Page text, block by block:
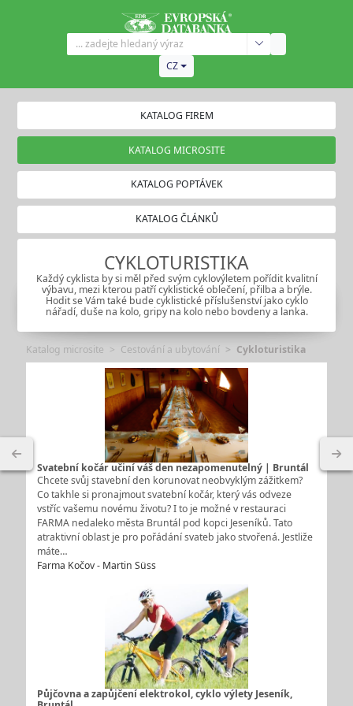
CZ
KATALOG FIREM
KATALOG MICROSITE
KATALOG POPTÁVEK
KATALOG ČLÁNKŮ
CYKLOTURISTIKA
Každý cyklista by si měl před svým cyklovýletem pořídit kvalitní
výbavu, mezi kterou patří cyklistické oblečení, přilba a brýle.
Hodit se Vám také bude cyklistické příslušenství jako cyklo
nářadí, duše na kolo, gripy na kolo nebo bovdeny a lanka.
Katalog microsite Cestování a ubytování Cykloturistika
Svatební kočár učiní váš den nezapomenutelný | Bruntál
Chcete svůj stavební den korunovat neobvyklým zážitkem?
Co takhle si pronajmout svatební kočár, který vás odveze
vstříc vašemu novému životu? I to je možné v restauraci
FARMA nedaleko města Bruntál pod kopci Jeseníků. Tato
atraktivní oblast je pro pořádání svateb jako stvořená. Jestliže
máte…
Farma Kočov - Martin Süss
Půjčovna a zapůjčení elektrokol, cyklo výlety Jeseník,